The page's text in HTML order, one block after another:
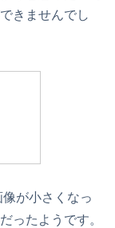
きませんでし
が小さくなっ
ったようです。